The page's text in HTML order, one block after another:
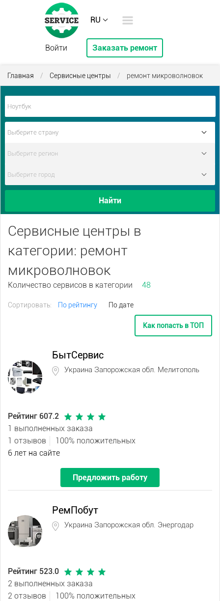
RU
Войти Заказать ремонт
Главная / Сервисные центры / ремонт микроволновок
Найти
Сервисные центры в
категории: ремонт
микроволновок
Количество сервисов в категории 48
Сортировать: По рейтингу По дате
Как попасть в ТОП
БытСервис
Украина Запорожская обл. Мелитополь
Рейтинг 607.2
1 выполненных заказа
1 отзывов
100% положительных
6 лет на сайте
Предложить работу
РемПобут
Украина Запорожская обл. Энергодар
Рейтинг 523.0
2 выполненных заказа
2 отзывов
100% положительных